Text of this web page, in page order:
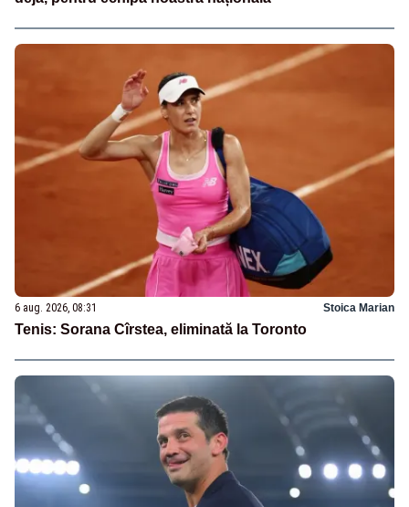
6 aug. 2026, 08:31 Stoica Marian
Tenis: Sorana Cîrstea, eliminată la Toronto